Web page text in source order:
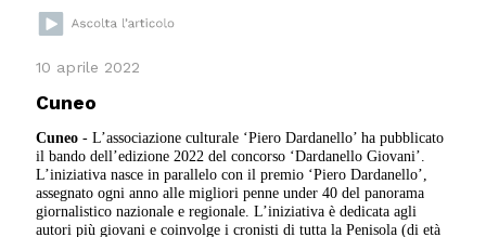
10 aprile 2022
Cuneo
Cuneo - L’associazione culturale ‘Piero Dardanello’ ha pubblicato
il bando dell’edizione 2022 del concorso ‘Dardanello Giovani’.
L’iniziativa nasce in parallelo con il premio ‘Piero Dardanello’,
assegnato ogni anno alle migliori penne under 40 del panorama
giornalistico nazionale e regionale. L’iniziativa è dedicata agli
autori più giovani e coinvolge i cronisti di tutta la Penisola (di età